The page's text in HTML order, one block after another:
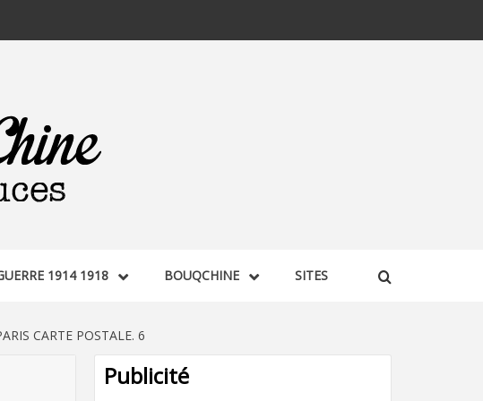
1914 1918 BOUQCHINE SITES
CARTE POSTALE. 6
Publicité